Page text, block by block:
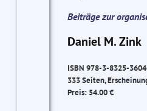
Beiträge zur
Daniel M. Zink
ISBN 978-3-8325-
333 Seiten,
Preis: 54.00 €